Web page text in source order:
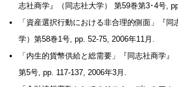
志社商学』（同志社大学） 第59巻第3･4号,
「資産選択行動における非合理的側面」『
学）第58巻1号, pp. 52-75, 2006年11月.
「内生的貨幣供給と総需要」『同志社商学
第5号, pp. 117-137, 2006年3月.